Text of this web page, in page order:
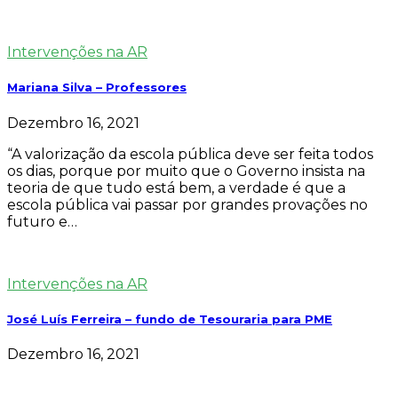
Intervenções na AR
Mariana Silva – Professores
Dezembro 16, 2021
“A valorização da escola pública deve ser feita todos
os dias, porque por muito que o Governo insista na
teoria de que tudo está bem, a verdade é que a
escola pública vai passar por grandes provações no
futuro e…
Intervenções na AR
José Luís Ferreira – fundo de Tesouraria para PME
Dezembro 16, 2021